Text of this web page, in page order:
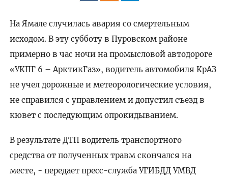
На Ямале случилась авария со смертельным
исходом. В эту субботу в Пуровском районе
примерно в час ночи на промысловой автодороге
«УКПГ 6 – АрктикГаз», водитель автомобиля КрАЗ
не учел дорожные и метеорологические условия,
не справился с управлением и допустил съезд в
кювет с последующим опрокидыванием.
В результате ДТП водитель транспортного
средства от полученных травм скончался на
месте, - передает пресс-служба УГИБДД УМВД